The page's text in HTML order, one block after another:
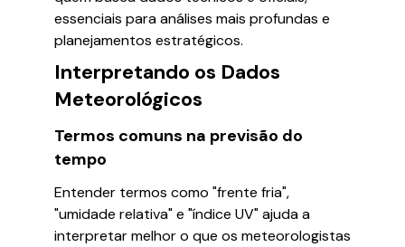
essenciais para análises mais profundas e
planejamentos estratégicos.
Interpretando os Dados
Meteorológicos
Termos comuns na previsão do
tempo
Entender termos como "frente fria",
"umidade relativa" e "índice UV" ajuda a
interpretar melhor o que os meteorologistas